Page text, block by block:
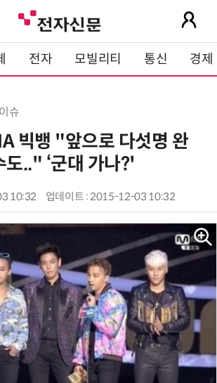
전자 모빌리티 통신 경제
슈
빅뱅 "앞으로 다섯명 완
도.." ‘군대 가나?'
10:32 업데이트 : 2015-12-03 10:32